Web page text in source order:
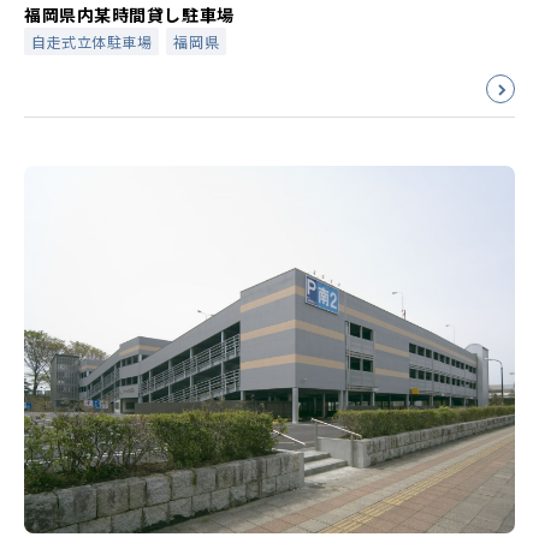
福岡県内某時間貸し駐車場
自走式立体駐車場 福岡県